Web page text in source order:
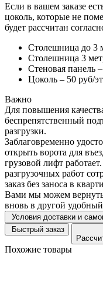
Если в вашем заказе
цоколь, которые не
будет рассчитан
Столешница до 3
Столешница 3
Стеновая панель
Цоколь – 50 руб/
Важно
Для повышения
беспрепятственный
разгрузки.
Заблаговременно
открыть ворота для
грузовой лифт
разгрузочных работ
заказ без заноса в
Вами мы можем вернуть
вновь в другой
Условия доставки и
Быстрый заказ
Похожие товары